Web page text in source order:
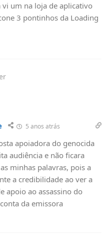
vi um na loja de aplicativo
3 pontinhos da Loading
5 anos atrás
apoiadora do genocida
audiência e não ficara
minhas palavras, pois a
a credibilidade ao ver a
apoio ao assassino do
da emissora